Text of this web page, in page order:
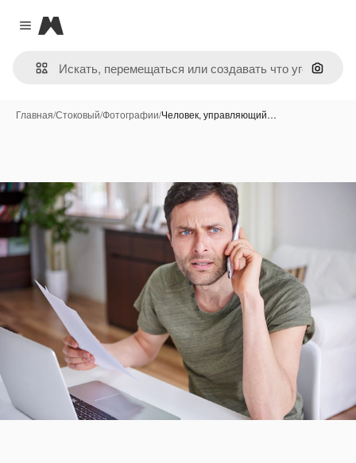
Close menu
Magnific
Поиск
Главная/Стоковый/Фотографии/Человек, управляющий…